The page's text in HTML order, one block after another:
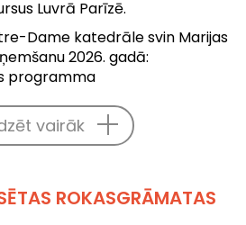
Luvrā Parīzē.
Dame katedrāle svin Marijas
2026. gadā:
programma
vairāk
ROKASGRĀMATAS